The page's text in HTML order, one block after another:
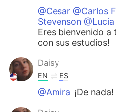
@Cesar @Carlos
Stevenson
Eres bienvenido a
con sus estudios!
Daisy
EN ES
@Amira ¡De